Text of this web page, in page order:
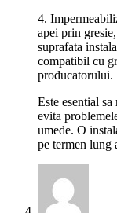
4.
apei prin
suprafata
compatibil cu
producatorului.
Este esential
evita
umede. O
pe termen lung